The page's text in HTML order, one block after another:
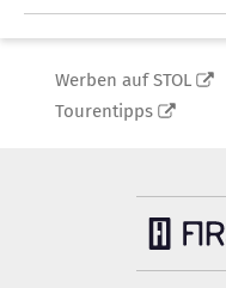
Werben auf STOL
Tourentipps